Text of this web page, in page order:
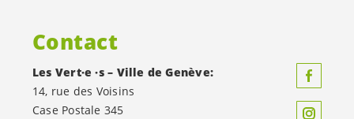
Contact
Les Vert·e ·s – Ville de Genève:
14, rue des Voisins
Case Postale 345